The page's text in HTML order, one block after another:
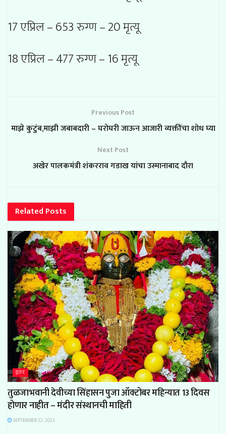
17 एप्रिल – 653 रुग्ण – 20 मृत्यू
18 एप्रिल – 477 रुग्ण – 16 मृत्यू
Previous Post
माझे कुटुंब,माझी जबाबदारी – घरोघरी जाऊन आजारी व्यक्तींचा शोध घ्या
Next Post
अखेर पालकमंत्री शंकरराव गडाख यांचा उस्मानाबाद दौरा
Related Posts
इतर
तुळजाभवानी देवीच्या सिंहासन पुजा ऑक्टोबर महिन्यात 13 दिवस
होणार नाहीत – मंदीर संस्थानची माहिती
SEPTEMBER 22, 2023